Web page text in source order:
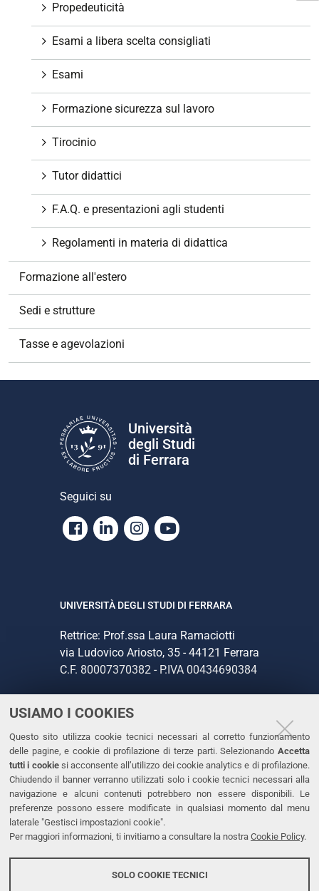
USIAMO I COOKIES
Questo sito utilizza cookie tecnici necessari al corretto funzionamento
delle pagine, e cookie di profilazione di terze parti. Selezionando Accetta
tutti i cookiesi acconsente all’utilizzo dei cookie analytics e di profilazione.
Chiudendo il banner verranno utilizzati solo i cookie tecnici necessari alla
navigazione e alcuni contenuti potrebbero non essere disponibili. Le
preferenze possono essere modificate in qualsiasi momento dal menu
laterale "Gestisci impostazioni cookie".
Per maggiori informazioni, ti invitiamo a consultare la nostra Cookie Policy.
SOLO COOKIE TECNICI
Propedeuticità
Esami a libera scelta consigliati
Esami
Formazione sicurezza sul lavoro
Tirocinio
Tutor didattici
F.A.Q. e presentazioni agli studenti
Regolamenti in materia di didattica
Formazione all'estero
Sedi e strutture
Tasse e agevolazioni
Università
degli Studi
di Ferrara
Seguici su
Facebook
LinkedinInstagram
Youtube
UNIVERSITÀ DEGLI STUDI DI FERRARA
Rettrice: Prof.ssa Laura Ramaciotti
via Ludovico Ariosto, 35 - 44121 Ferrara
C.F. 80007370382 - P.IVA 00434690384
CONTATTI
Tel. +39 0532 293111
Fax. +39 0532 293031
PEC
LINKS
Dichiarazione di accessibilità